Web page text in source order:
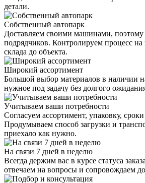
детали.
Собственный автопарк
Доставляем своими машинами, поэтому
подрядчиков. Контролируем процесс
склада до объекта.
Широкий ассортимент
Большой выбор материалов в наличии
нужное под задачу без долгого
Учитываем ваши потребности
Согласуем ассортимент, упаковку,
Продумываем способ загрузки и
приехало как нужно.
На связи 7 дней в неделю
Всегда держим вас в курсе статуса
отвечаем на вопросы и сопровождаем